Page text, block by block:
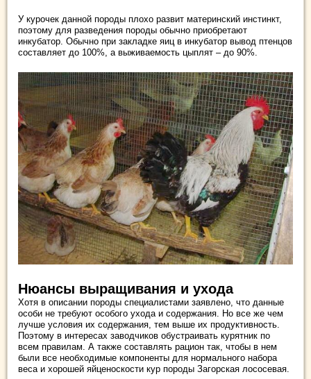
У курочек данной породы плохо развит материнский инстинкт,
поэтому для разведения породы обычно приобретают
инкубатор. Обычно при закладке яиц в инкубатор вывод птенцов
составляет до 100%, а выживаемость цыплят – до 90%.
Нюансы выращивания и ухода
Хотя в описании породы специалистами заявлено, что данные
особи не требуют особого ухода и содержания. Но все же чем
лучше условия их содержания, тем выше их продуктивность.
Поэтому в интересах заводчиков обустраивать курятник по
всем правилам. А также составлять рацион так, чтобы в нем
были все необходимые компоненты для нормального набора
веса и хорошей яйценоскости кур породы Загорская лососевая.